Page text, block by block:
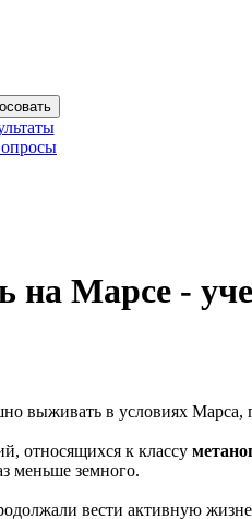
на Марсе -
выживать в условиях Марса,
относящихся к классу
меньше земного.
вести активную